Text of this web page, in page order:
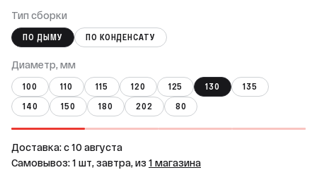
Тип сборки
ПО ДЫМУ ПО КОНДЕНСАТУ
Диаметр, мм
100 110 115 120 125 130
135
140
150 180 202 80
Доставка: c 10 августа
Самовывоз: 1 шт, завтра, из 1 магазина